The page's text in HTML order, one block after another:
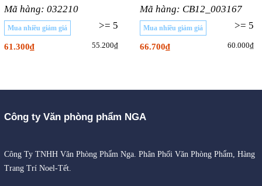
Mã hàng: 032210
>= 5
Mua nhiều giảm giá
61.300₫ 55.200₫
Mã hàng: CB12_003167
>= 5
Mua nhiều giảm giá
66.700₫ 60.000₫
Công ty Văn phòng phẩm NGA
Công Ty TNHH Văn Phòng Phẩm Nga. Phân Phối Văn Phòng Phẩm, Hàng
Trang Trí Noel-Tết.